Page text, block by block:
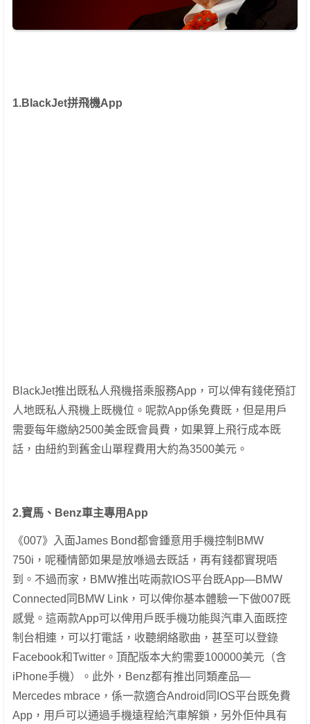
1.BlackJet拼飛機App
BlackJet推出既私人飛機搭乘服務App，可以俾有錢佬預訂
人地既私人飛機上既機位。呢款App係免費既，但是用戶
需要每年繳納2500美金既會員費，如果算上飛行成本既
話，由紐約到舊金山單程費用大約為3500美元。
2.寶馬、Benz車主專用App
《007》入面James Bond都會鍾意用手機控制BMW
750i，呢種情節如果是放喺過去既話，再有錢都實現唔
到。不過而家，BMW推出咗兩款IOS平台既App—BMW
Connected同BMW Link，可以俾你基本體驗一下做007既
感覺。這兩款App可以俾用戶既手機功能與汽車入面既控
制台相連，可以打電話，收聽網絡歌曲，甚至可以登錄
Facebook和Twitter。頂配版本大約需要100000美元（含
iPhone手機）。此外，Benz都有推出同類產品—
Mercedes mbrace，係一款適合Android同IOS平台既免費
App，用戶可以通過手機遠程給汽車解鎖，另外佢仲具有